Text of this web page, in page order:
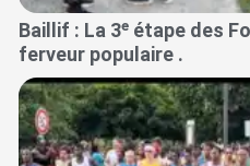
Baillif : La 3ᵉ étape des
ferveur populaire .